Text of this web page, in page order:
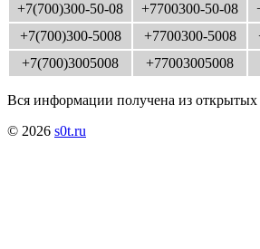
+7(700)300-50-08
+7700300-50-08
+7(700)300-5008
+7700300-5008
+7(700)3005008
+77003005008
Вся информации получена из открытых
© 2026 s0t.ru